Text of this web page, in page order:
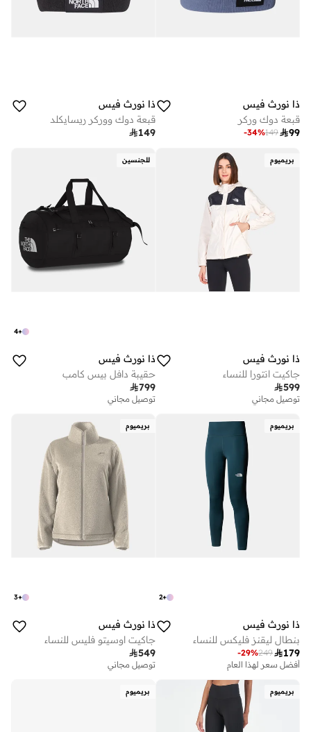
ذا نورث فيس
قبعة دوك وركر
99
149
-34%
ذا نورث فيس
قبعة دوك ووركر ريسايكلد
149
بريميوم
ذا نورث فيس
جاكيت انتورا للنساء
599
توصيل مجاني
للجنسين
+
4
ذا نورث فيس
حقيبة دافل بيس كامب
799
توصيل مجاني
بريميوم
+
2
ذا نورث فيس
بنطال ليقنز فليكس للنساء
179
249
-29%
أفضل سعر لهذا العام
بريميوم
+
3
ذا نورث فيس
جاكيت اوسيتو فليس للنساء
549
توصيل مجاني
بريميوم بريميوم